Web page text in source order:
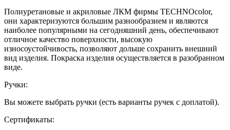
Полиуретановые и акриловые ЛКМ фирмы TECHNOcolor,
они характеризуются большим разнообразием и являются
наиболее популярными на сегодняшний день, обеспечивают
отличное качество поверхности, высокую
износоустойчивость, позволяют дольше сохранить внешний
вид изделия. Покраска изделия осуществляется в разобранном
виде.
Ручки:
Вы можете выбрать ручки (есть варианты ручек с доплатой).
Сертификаты: